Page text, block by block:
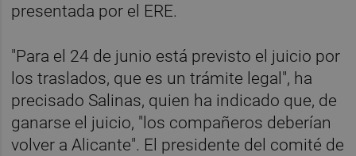
presentada por el ERE.
"Para el 24 de junio está previsto el juicio por
los traslados, que es un trámite legal", ha
precisado Salinas, quien ha indicado que, de
ganarse el juicio, "los compañeros deberían
volver a Alicante". El presidente del comité de